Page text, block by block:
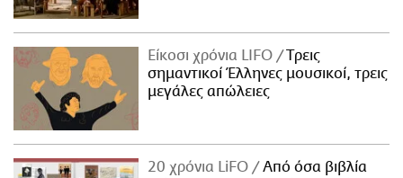
Είκοσι χρόνια LIFO
Tρεις
σημαντικοί Έλληνες μουσικοί, τρεις
μεγάλες απώλειες
20 χρόνια LiFO
Από όσα βιβλία